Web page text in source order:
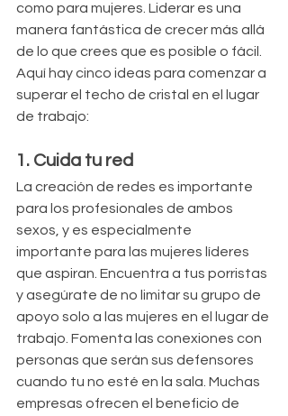
como para mujeres. Liderar es una
manera fantástica de crecer más allá
de lo que crees que es posible o fácil.
Aquí hay cinco ideas para comenzar a
superar el techo de cristal en el lugar
de trabajo:
1. Cuida tu red
La creación de redes es importante
para los profesionales de ambos
sexos, y es especialmente
importante para las mujeres líderes
que aspiran. Encuentra a tus porristas
y asegúrate de no limitar su grupo de
apoyo solo a las mujeres en el lugar de
trabajo. Fomenta las conexiones con
personas que serán sus defensores
cuando tu no esté en la sala. Muchas
empresas ofrecen el beneficio de